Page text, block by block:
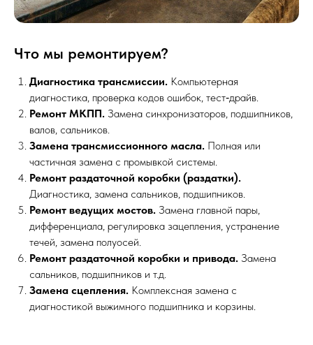
Что мы ремонтируем?
Диагностика трансмиссии. Компьютерная
диагностика, проверка кодов ошибок, тест‑драйв.
Ремонт МКПП. Замена синхронизаторов, подшипников,
валов, сальников.
Замена трансмиссионного масла. Полная или
частичная замена с промывкой системы.
Ремонт раздаточной коробки (раздатки).
Диагностика, замена сальников, подшипников.
Ремонт ведущих мостов. Замена главной пары,
дифференциала, регулировка зацепления, устранение
течей, замена полуосей.
Ремонт раздаточной коробки и привода. Замена
сальников, подшипников и т.д.
Замена сцепления. Комплексная замена с
диагностикой выжимного подшипника и корзины.